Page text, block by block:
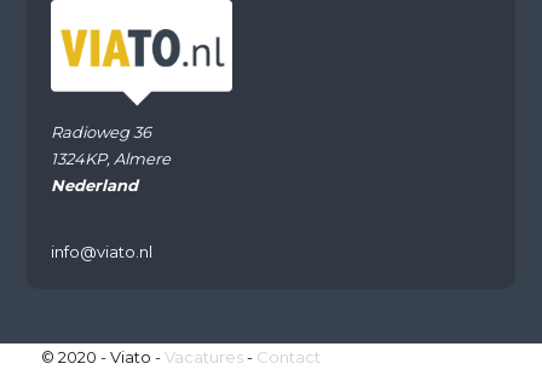
Radioweg 36
1324KP, Almere
Nederland
info@viato.nl
© 2020 - Viato -Vacatures- Contact